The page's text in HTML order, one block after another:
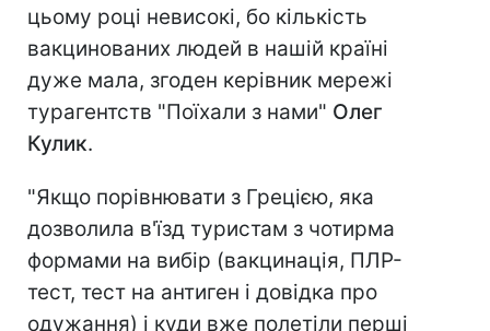
цьому році невисокі, бо кількість
вакцинованих людей в нашій країні
дуже мала, згоден керівник мережі
турагентств "Поїхали з нами" Олег
Кулик.
"Якщо порівнювати з Грецією, яка
дозволила в'їзд туристам з чотирма
формами на вибір (вакцинація, ПЛР-
тест, тест на антиген і довідка про
одужання) і куди вже полетіли перші